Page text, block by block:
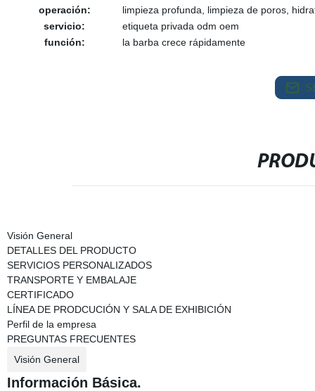
operación:
limpieza profunda, limpieza de poros,
servicio:
etiqueta privada odm oem
función:
la barba crece rápidamente
Visión General
DETALLES DEL PRODUCTO
SERVICIOS PERSONALIZADOS
TRANSPORTE Y EMBALAJE
CERTIFICADO
LÍNEA DE PRODCUCIÓN Y SALA DE EXHIBICIÓN
Perfil de la empresa
PREGUNTAS FRECUENTES
Visión General
Información Básica.